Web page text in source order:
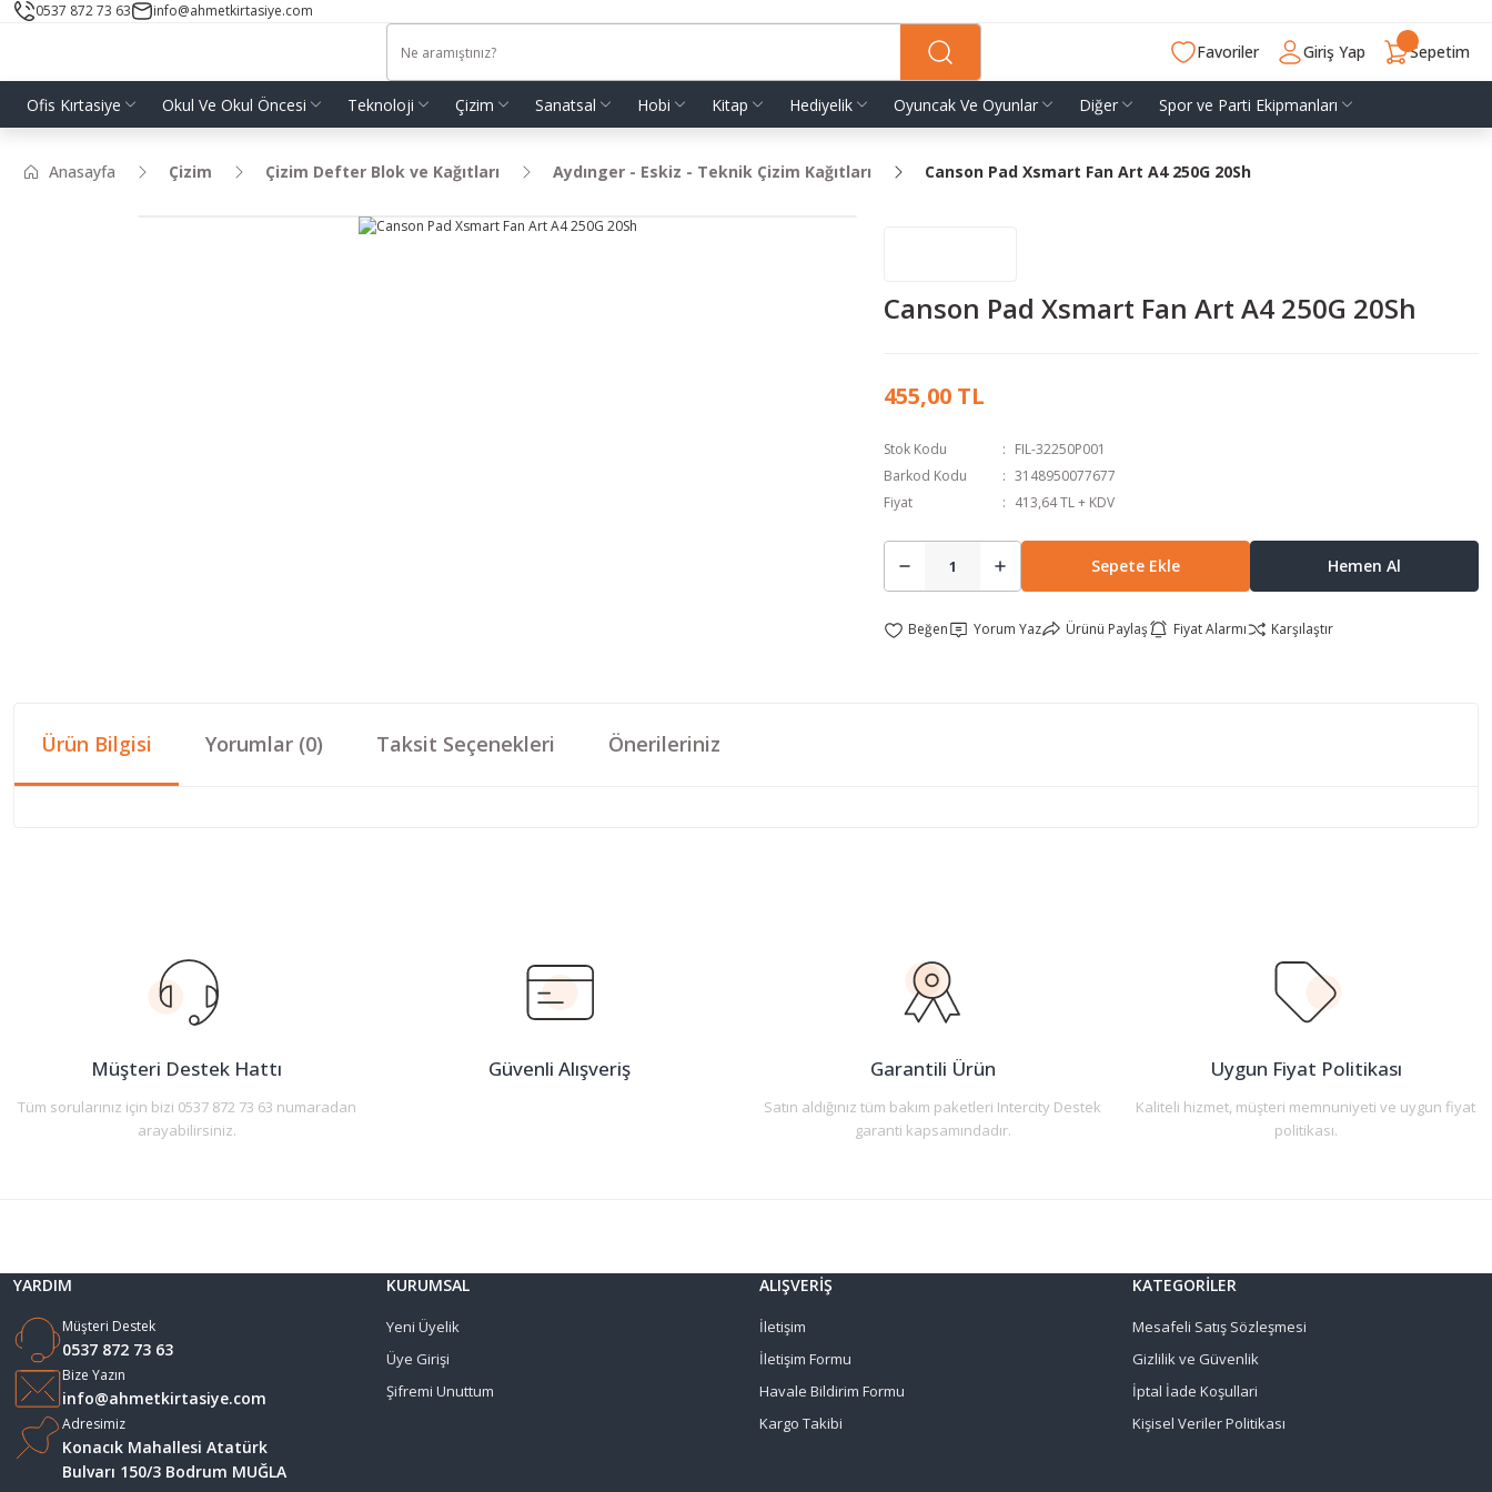
0537 872 73 63 info@ahmetkirtasiye.com
Favoriler Giriş Yap Sepetim
Ofis Kırtasiye Okul Ve Okul Öncesi Teknoloji Çizim Sanatsal Hobi Kitap Hediyelik Oyuncak Ve Oyunlar Diğer Spor ve Parti Ekipmanları
Anasayfa Çizim Çizim Defter Blok ve Kağıtları Aydınger - Eskiz - Teknik Çizim Kağıtları Canson Pad Xsmart Fan Art A4 250G 20Sh
Canson Pad Xsmart Fan Art A4 250G 20Sh
455,00 TL
Stok Kodu
FIL-32250P001
Barkod Kodu
3148950077677
Fiyat
413,64 TL + KDV
Sepete Ekle Hemen Al
Yorum Yaz Ürünü Paylaş Fiyat Alarmı Karşılaştır
Ürün Bilgisi Yorumlar (0) Taksit Seçenekleri Önerileriniz
Ürün açıklamasında eksik bilgiler bulunuyor.
Ürün bilgilerinde hatalar bulunuyor.
Bu ürüne benzer farklı alternatifler olmalı.
Müşteri Destek Hattı
Tüm sorularınız için bizi 0537 872 73 63 numaradan
arayabilirsiniz.
Güvenli Alışveriş Garantili Ürün
Satın aldığınız tüm bakım paketleri Intercity Destek
garanti kapsamındadır.
Uygun Fiyat Politikası
Kaliteli hizmet, müşteri memnuniyeti ve uygun fiyat
politikası.
YARDIM
Müşteri Destek
0537 872 73 63
Bize Yazın
info@ahmetkirtasiye.com
Adresimiz
Konacık Mahallesi Atatürk
Bulvarı 150/3 Bodrum MUĞLA
KURUMSAL
Yeni Üyelik
Üye Girişi
Şifremi Unuttum
ALIŞVERİŞ
İletişim
İletişim Formu
Havale Bildirim Formu
Kargo Takibi
KATEGORİLER
Mesafeli Satış Sözleşmesi
Gizlilik ve Güvenlik
İptal İade Koşullari
Kişisel Veriler Politikası